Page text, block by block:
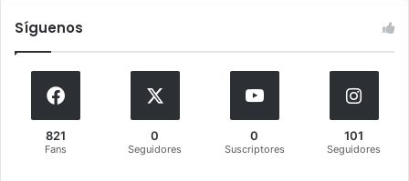
Síguenos
821
Fans
0
Seguidores
0
Suscriptores
101
Seguidores